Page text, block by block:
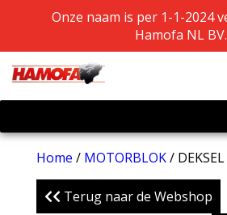
Onze naam is per 1-1-2024
Hamofa NL BV.
Onze naam is per 1-1-2024
Hamofa NL BV.
Home / MOTORBLOK/
Terug naar de Webshop